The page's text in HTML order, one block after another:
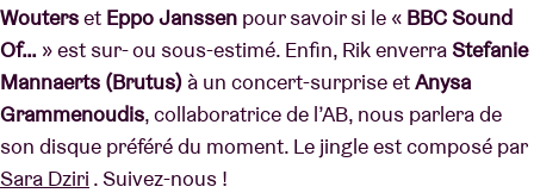
Wouterset Eppo Janssen pour savoir si le « BBC Sound
Of… » est sur- ou sous-estimé. Enfin, Rik enverra Stefanie
Mannaerts (Brutus) à un concert-surprise etAnysa
Grammenoudis, collaboratrice de l’AB, nous parlera de
son disque préféré du moment. Le jingle est composé par
Sara Dziri . Suivez-nous !